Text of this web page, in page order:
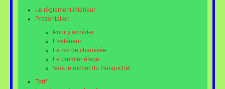
Le réglement intérieur
Présentation
Pour y accéder
L'extérieur
Le rez de chaussée
Le premier étage
Vers le rocher du Hangochet
Tarif